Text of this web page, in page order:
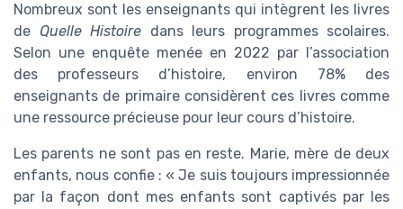
Nombreux sont les enseignants qui intègrent les livres
de Quelle Histoire dans leurs programmes scolaires.
Selon une enquête menée en 2022 par l’association
des professeurs d’histoire, environ 78% des
enseignants de primaire considèrent ces livres comme
une ressource précieuse pour leur cours d’histoire.
Les parents ne sont pas en reste. Marie, mère de deux
enfants, nous confie : « Je suis toujours impressionnée
par la façon dont mes enfants sont captivés par les